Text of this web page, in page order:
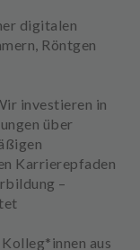
digitalen
Röntgen
investieren in
über
Karrierepfaden
–
aus